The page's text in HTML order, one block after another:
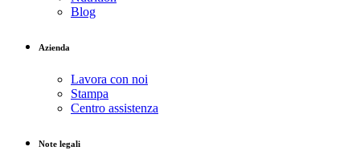
Blog
Azienda
Lavora con noi
Stampa
Centro assistenza
Note legali